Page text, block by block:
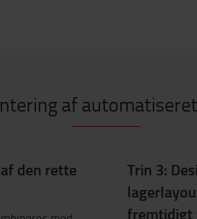
af
den rette
Trin 3: